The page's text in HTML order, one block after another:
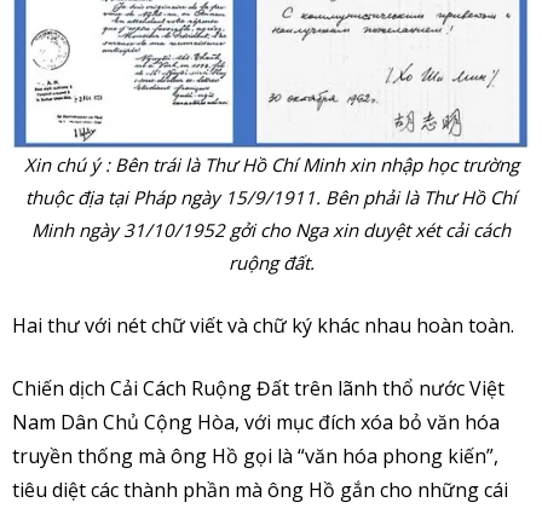
Xin chú ý : Bên trái là Thư Hồ Chí Minh xin nhập học trường
thuộc địa tại Pháp ngày 15/9/1911. Bên phải là Thư Hồ Chí
Minh ngày 31/10/1952 gởi cho Nga xin duyệt xét cải cách
ruộng đất.
Hai thư với nét chữ viết và chữ ký khác nhau hoàn toàn.
Chiến dịch Cải Cách Ruộng Đất trên lãnh thổ nước Việt
Nam Dân Chủ Cộng Hòa, với mục đích xóa bỏ văn hóa
truyền thống mà ông Hồ gọi là “văn hóa phong kiến”,
tiêu diệt các thành phần mà ông Hồ gắn cho những cái